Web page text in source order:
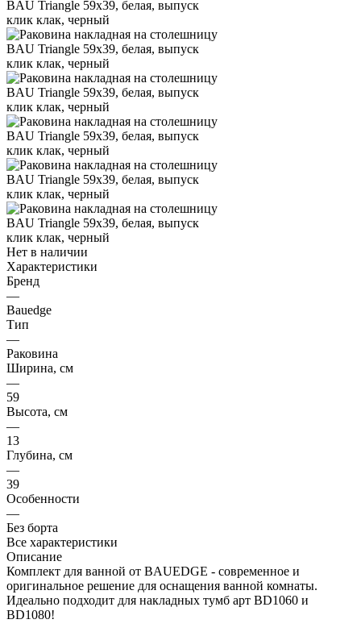
Нет в наличии
Характеристики
Бренд
—
Bauedge
Тип
—
Раковина
Ширина, см
—
59
Высота, см
—
13
Глубина, см
—
39
Особенности
—
Без борта
Все характеристики
Описание
Комплект для ванной от BAUEDGE - современное и
оригинальное решение для оснащения ванной комнаты.
Идеально подходит для накладных тумб арт BD1060 и
BD1080!